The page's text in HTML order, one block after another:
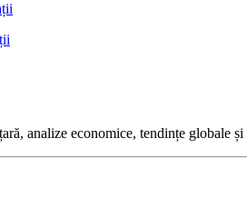
analize economice, tendințe globale